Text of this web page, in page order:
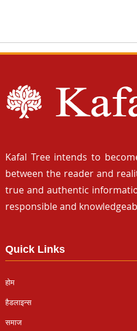
Kafal Tree intends to
between the reader and
true and authentic
responsible and
Quick Links
होम
हैडलाइन्स
समाज